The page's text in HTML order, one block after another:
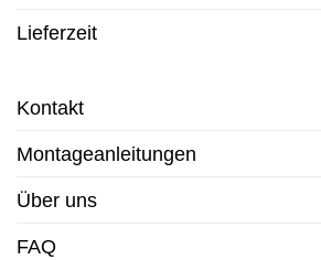
Lieferzeit
Kontakt
Montageanleitungen
Über uns
FAQ